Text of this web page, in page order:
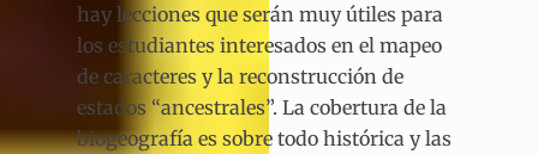
hay lecciones que serán muy útiles para
los estudiantes interesados en el mapeo
de caracteres y la reconstrucción de
estados “ancestrales”. La cobertura de la
biogeografía es sobre todo histórica y las